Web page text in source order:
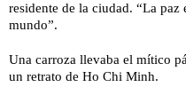
residente de la ciudad. “La paz
mundo”.
Una carroza llevaba el mítico
un retrato de Ho Chi Minh.